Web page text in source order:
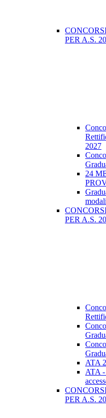
PER A.S.
2027
24
PER A.S.
ATA
ATA
PER A.S.